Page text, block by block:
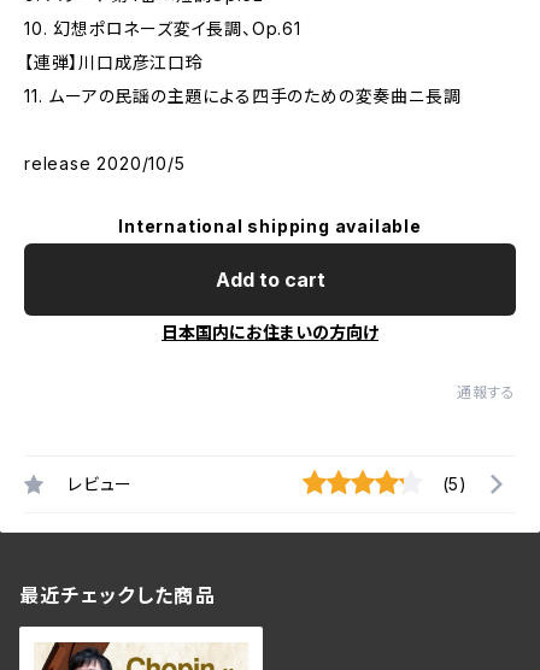
10. 幻想ポロネーズ変イ長調、Op.61
【連弾】川口成彦江口玲
11. ムーアの民謡の主題による四手のための変奏曲ニ長調
release 2020/10/5
International shipping available
Add to cart
日本国内にお住まいの方向け
通報する
レビュー (5)
最近チェックした商品